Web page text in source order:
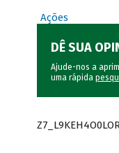
Ações
DÊ SUA
Ajude-nos a
uma rápida